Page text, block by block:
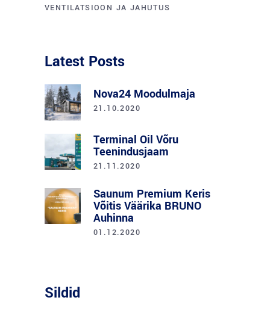
VENTILATSIOON JA JAHUTUS
Latest Posts
Nova24 Moodulmaja
21.10.2020
Terminal Oil Võru
Teenindusjaam
21.11.2020
Saunum Premium Keris
Võitis Väärika BRUNO
Auhinna
01.12.2020
Sildid